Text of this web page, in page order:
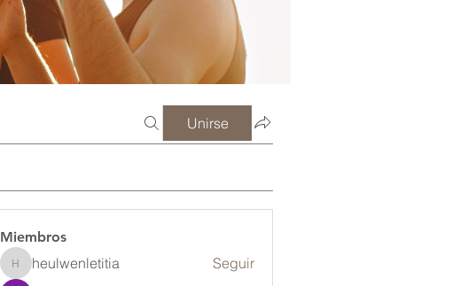
Unirse
Miembros
heulwenletitia
heulwenletitia Seguir